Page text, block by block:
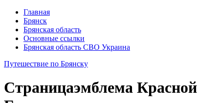
Главная
Брянск
Брянская область
Основные ссылки
Брянская область СВО Украина
Путешествие по Брянску
Страницаэмблема Красной